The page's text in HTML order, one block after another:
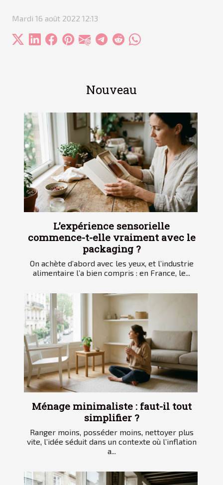
Mardi 16 août 2022 12:13
Nouveau
L’expérience sensorielle
commence-t-elle vraiment avec le
packaging ?
On achète d’abord avec les yeux, et l’industrie
alimentaire l’a bien compris : en France, le...
Ménage minimaliste : faut-il tout
simplifier ?
Ranger moins, posséder moins, nettoyer plus
vite, l’idée séduit dans un contexte où l’inflation
a...